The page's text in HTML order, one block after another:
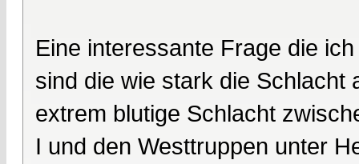
Eine interessante Frage die
sind die wie stark die Schlacht
extrem blutige Schlacht
I und den Westtruppen unter